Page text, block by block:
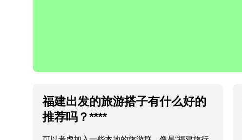
福建出发的旅游搭子有什么好的
推荐吗？****